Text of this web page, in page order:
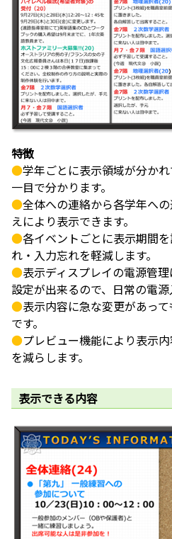
特徴
●学年ごとに表示領域が分か
一目で分かります。
●全体への連絡から各学年へ
えにより表示できます。
●各イベントごとに表示期間
れ・入力忘れを軽減します。
●表示ディスプレイの電源管
設定が出来るので、日常の電源
●表示内容に急な変更があっ
です。
●プレビュー機能により表示
を減らします。
表示できる内容